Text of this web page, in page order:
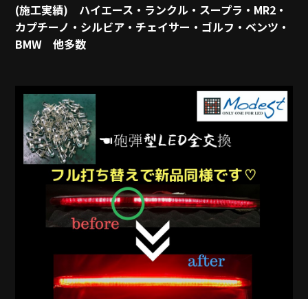
(施工実績) ハイエース・ランクル・スープラ・MR2・
カプチーノ・シルビア・チェイサー・ゴルフ・ベンツ・
BMW 他多数